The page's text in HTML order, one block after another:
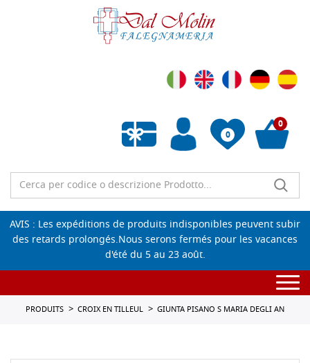
0
Liste de souhaits vide
0
AVIS : Les expéditions de produits indisponibles peuvent subir
des retards prolongés.Nous serons fermés pour les vacances
d'été du 5 au 23 août.
PRODUITS CROIX EN TILLEUL GIUNTA PISANO S MARIA DEGLI AN